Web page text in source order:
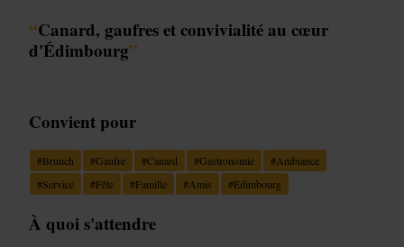
“Canard, gaufres et convivialité au cœur
d'Édimbourg”
Convient pour
#Brunch #Gaufre #Canard #Gastronomie #Ambiance
#Service #Fête #Famille #Amis #Édimbourg
À quoi s'attendre